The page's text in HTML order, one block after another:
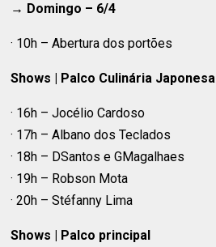
→ Domingo – 6/4
· 10h – Abertura dos portões
Shows | Palco Culinária Japonesa
· 16h – Jocélio Cardoso
· 17h – Albano dos Teclados
· 18h – DSantos e GMagalhaes
· 19h – Robson Mota
· 20h – Stéfanny Lima
Shows | Palco principal